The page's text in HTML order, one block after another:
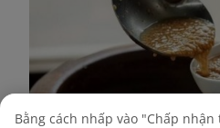
Bằng cách nhấp vào "Chấp